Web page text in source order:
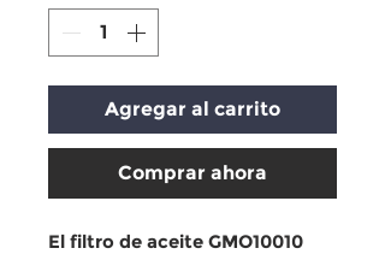
Agregar al carrito
Comprar ahora
El filtro de aceite GMO10010